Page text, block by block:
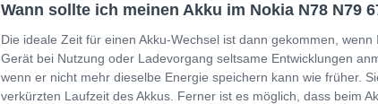
Wann sollte ich meinen Akku im Nokia N78 N79
Die ideale Zeit für einen Akku-Wechsel ist dann gekommen,
Gerät bei Nutzung oder Ladevorgang seltsame Entwicklungen
wenn er nicht mehr dieselbe Energie speichern kann wie früher.
verkürzten Laufzeit des Akkus. Ferner ist es möglich, dass beim